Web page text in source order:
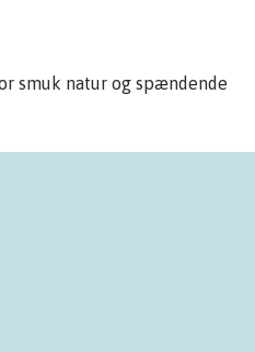
smuk natur og spændende